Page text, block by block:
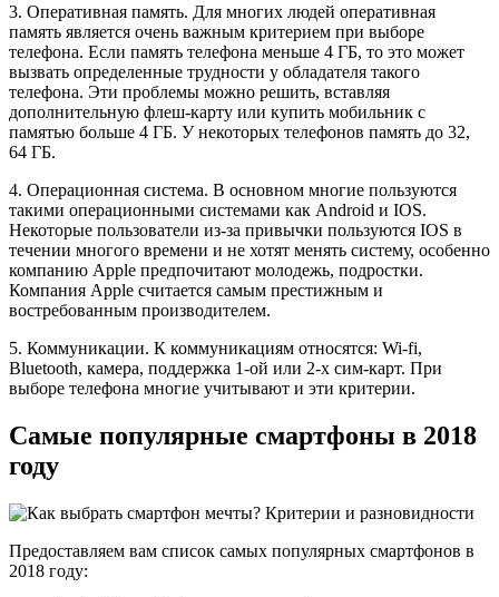
3. Оперативная память. Для многих людей оперативная
память является очень важным критерием при выборе
телефона. Если память телефона меньше 4 ГБ, то это может
вызвать определенные трудности у обладателя такого
телефона. Эти проблемы можно решить, вставляя
дополнительную флеш-карту или купить мобильник с
памятью больше 4 ГБ. У некоторых телефонов память до 32,
64 ГБ.
4. Операционная система. В основном многие пользуются
такими операционными системами как Android и IOS.
Некоторые пользователи из-за привычки пользуются IOS в
течении многого времени и не хотят менять систему, особенно
компанию Apple предпочитают молодежь, подростки.
Компания Apple считается самым престижным и
востребованным производителем.
5. Коммуникации. К коммуникациям относятся: Wi-fi,
Bluetooth, камера, поддержка 1-ой или 2-х сим-карт. При
выборе телефона многие учитывают и эти критерии.
Самые популярные смартфоны в 2018
году
Предоставляем вам список самых популярных смартфонов в
2018 году: